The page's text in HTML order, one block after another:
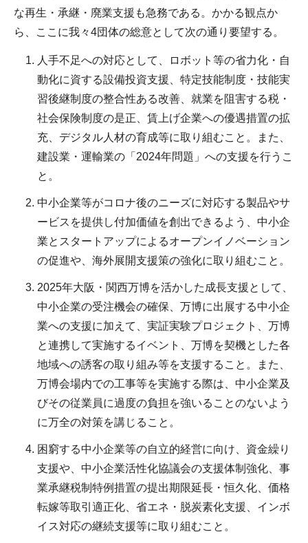
な再生・承継・廃業支援も急務である。かかる観点か
ら、ここに我々4団体の総意として次の通り要望する。
人手不足への対応として、ロボット等の省力化・自
動化に資する設備投資支援、特定技能制度・技能実
習後継制度の整合性ある改善、就業を阻害する税・
社会保険制度の是正、賃上げ企業への優遇措置の拡
充、デジタル人材の育成等に取り組むこと。また、
建設業・運輸業の「2024年問題」への支援を行うこ
と。
中小企業等がコロナ後のニーズに対応する製品やサ
ービスを提供し付加価値を創出できるよう、中小企
業とスタートアップによるオープンイノベーション
の促進や、海外展開支援策の強化に取り組むこと。
2025年大阪・関西万博を活かした成長支援として、
中小企業の受注機会の確保、万博に出展する中小企
業への支援に加えて、実証実験プロジェクト、万博
と連携して実施するイベント、万博を契機とした各
地域への誘客の取り組み等を支援すること。また、
万博会場内での工事等を実施する際は、中小企業及
びその従業員に過度の負担を強いることのないよう
に万全の対策を講じること。
困窮する中小企業等の自立的経営に向け、資金繰り
支援や、中小企業活性化協議会の支援体制強化、事
業承継税制特例措置の提出期限延長・恒久化、価格
転嫁等取引適正化、省エネ・脱炭素化支援、インボ
イス対応の継続支援等に取り組むこと。